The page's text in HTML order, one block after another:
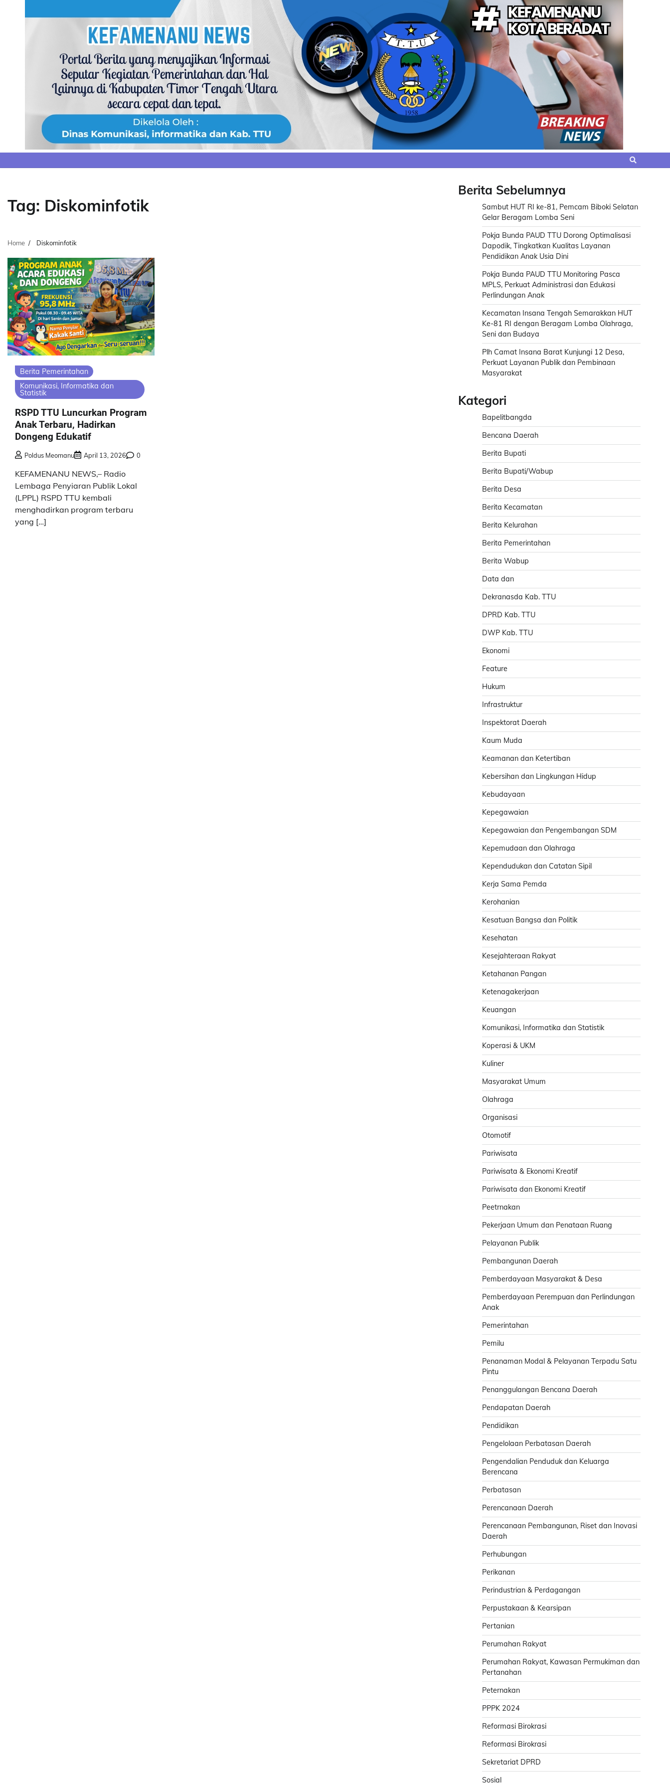
Tag: Diskominfotik
Home Diskominfotik
Berita Pemerintahan
Komunikasi, Informatika dan
Statistik
RSPD TTU Luncurkan Program
Anak Terbaru, Hadirkan
Dongeng Edukatif
Poldus Meomanu April 13, 2026 0
KEFAMENANU NEWS,– Radio
Lembaga Penyiaran Publik Lokal
(LPPL) RSPD TTU kembali
menghadirkan program terbaru
yang […]
Berita Sebelumnya
Sambut HUT RI ke-81, Pemcam Biboki Selatan
Gelar Beragam Lomba Seni
Pokja Bunda PAUD TTU Dorong Optimalisasi
Dapodik, Tingkatkan Kualitas Layanan
Pendidikan Anak Usia Dini
Pokja Bunda PAUD TTU Monitoring Pasca
MPLS, Perkuat Administrasi dan Edukasi
Perlindungan Anak
Kecamatan Insana Tengah Semarakkan HUT
Ke-81 RI dengan Beragam Lomba Olahraga,
Seni dan Budaya
Plh Camat Insana Barat Kunjungi 12 Desa,
Perkuat Layanan Publik dan Pembinaan
Masyarakat
Kategori
Bapelitbangda
Bencana Daerah
Berita Bupati
Berita Bupati/Wabup
Berita Desa
Berita Kecamatan
Berita Kelurahan
Berita Pemerintahan
Berita Wabup
Data dan
Dekranasda Kab. TTU
DPRD Kab. TTU
DWP Kab. TTU
Ekonomi
Feature
Hukum
Infrastruktur
Inspektorat Daerah
Kaum Muda
Keamanan dan Ketertiban
Kebersihan dan Lingkungan Hidup
Kebudayaan
Kepegawaian
Kepegawaian dan Pengembangan SDM
Kepemudaan dan Olahraga
Kependudukan dan Catatan Sipil
Kerja Sama Pemda
Kerohanian
Kesatuan Bangsa dan Politik
Kesehatan
Kesejahteraan Rakyat
Ketahanan Pangan
Ketenagakerjaan
Keuangan
Komunikasi, Informatika dan Statistik
Koperasi & UKM
Kuliner
Masyarakat Umum
Olahraga
Organisasi
Otomotif
Pariwisata
Pariwisata & Ekonomi Kreatif
Pariwisata dan Ekonomi Kreatif
Peetrnakan
Pekerjaan Umum dan Penataan Ruang
Pelayanan Publik
Pembangunan Daerah
Pemberdayaan Masyarakat & Desa
Pemberdayaan Perempuan dan Perlindungan
Anak
Pemerintahan
Pemilu
Penanaman Modal & Pelayanan Terpadu Satu
Pintu
Penanggulangan Bencana Daerah
Pendapatan Daerah
Pendidikan
Pengelolaan Perbatasan Daerah
Pengendalian Penduduk dan Keluarga
Berencana
Perbatasan
Perencanaan Daerah
Perencanaan Pembangunan, Riset dan Inovasi
Daerah
Perhubungan
Perikanan
Perindustrian & Perdagangan
Perpustakaan & Kearsipan
Pertanian
Perumahan Rakyat
Perumahan Rakyat, Kawasan Permukiman dan
Pertanahan
Peternakan
PPPK 2024
Reformasi Birokrasi
Reformasi Birokrasi
Sekretariat DPRD
Sosial